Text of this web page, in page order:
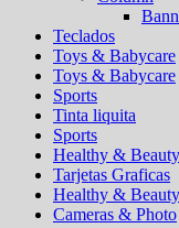
Teclados
Toys & Babycare
Toys & Babycare
Sports
Tinta liquita
Sports
Healthy & Beauty
Tarjetas Graficas
Healthy & Beauty
Cameras & Photo